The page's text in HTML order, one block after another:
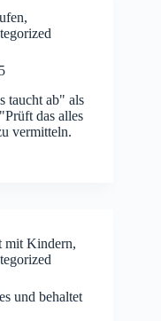
,
taucht ab" als
das alles
vermitteln.
mit Kindern,
und behaltet